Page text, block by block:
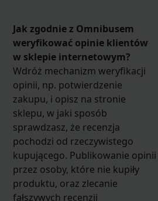
Jak zgodnie z Omnibusem
weryfikować opinie klientów
w sklepie internetowym?
Wdróż mechanizm weryfikacji
opinii, np. potwierdzenie
zakupu, i opisz na stronie
sklepu, w jaki sposób
sprawdzasz, że recenzja
pochodzi od rzeczywistego
kupującego. Publikowanie opinii
przez osoby, które nie kupiły
produktu, oraz zlecanie
fałszywych recenzji